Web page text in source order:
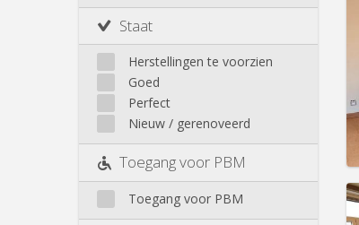
Staat
Herstellingen te voorzien
Goed
Perfect
Nieuw / gerenoveerd
Toegang voor PBM
Toegang voor PBM